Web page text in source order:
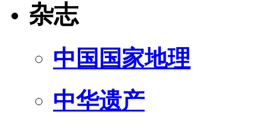
杂志
中国国家地理
中华遗产